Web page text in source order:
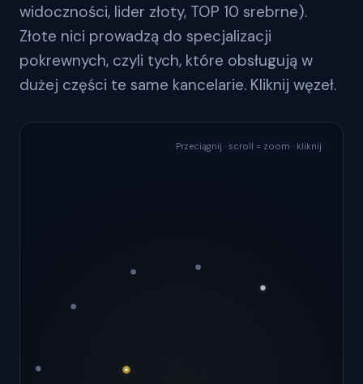
widoczności, lider złoty, TOP 10 srebrne).
Złote nici prowadzą do specjalizacji
pokrewnych, czyli tych, które obsługują w
dużej części te same kancelarie. Kliknij węzeł.
Przeciągnij · scroll = zoom · kliknij